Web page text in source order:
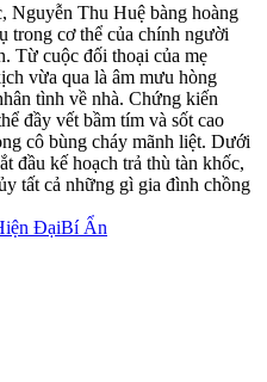
Nguyễn Thu Huệ bàng hoàng
trong cơ thể của chính người
Từ cuộc đối thoại của mẹ
vừa qua là âm mưu hòng
tình về nhà. Chứng kiến
đầy vết bầm tím và sốt cao
cô bùng cháy mãnh liệt. Dưới
đầu kế hoạch trả thù tàn khốc,
tất cả những gì gia đình chồng
ĐạiBí Ẩn